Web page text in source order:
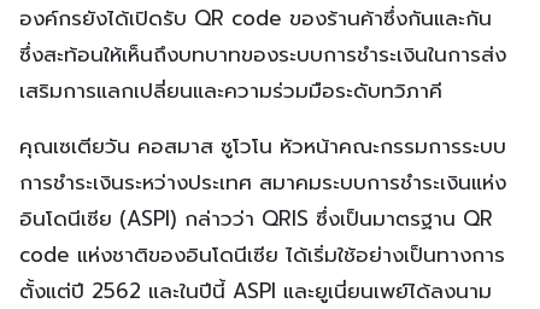
องค์กรยังได้เปิดรับ QR code ของร้านค้าซึ่งกันและกัน
ซึ่งสะท้อนให้เห็นถึงบทบาทของระบบการชำระเงินในการส่ง
เสริมการแลกเปลี่ยนและความร่วมมือระดับทวิภาคี
คุณเซเตียวัน คอสมาส ซูโวโน หัวหน้าคณะกรรมการระบบ
การชำระเงินระหว่างประเทศ สมาคมระบบการชำระเงินแห่ง
อินโดนีเซีย (ASPI) กล่าวว่า QRIS ซึ่งเป็นมาตรฐาน QR
code แห่งชาติของอินโดนีเซีย ได้เริ่มใช้อย่างเป็นทางการ
ตั้งแต่ปี 2562 และในปีนี้ ASPI และยูเนี่ยนเพย์ได้ลงนาม